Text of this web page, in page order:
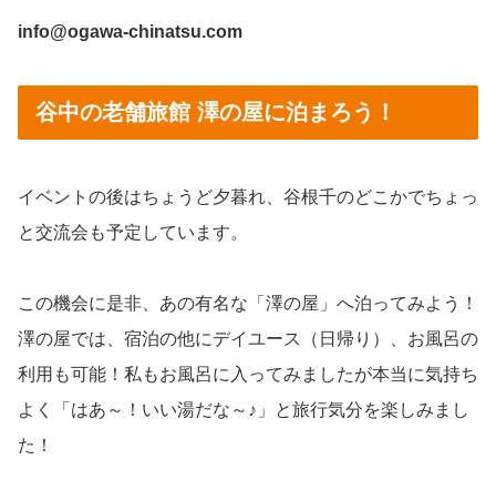
info@ogawa-chinatsu.com
谷中の老舗旅館 澤の屋に泊まろう！
イベントの後はちょうど夕暮れ、谷根千のどこかでちょっ
と交流会も予定しています。
この機会に是非、あの有名な「澤の屋」へ泊ってみよう！
澤の屋では、宿泊の他にデイユース（日帰り）、お風呂の
利用も可能！私もお風呂に入ってみましたが本当に気持ち
よく「はあ～！いい湯だな～♪」と旅行気分を楽しみまし
た！